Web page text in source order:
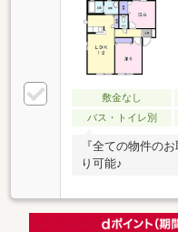
敷金なし
バス・トイレ別
『全ての物件の
り可能♪